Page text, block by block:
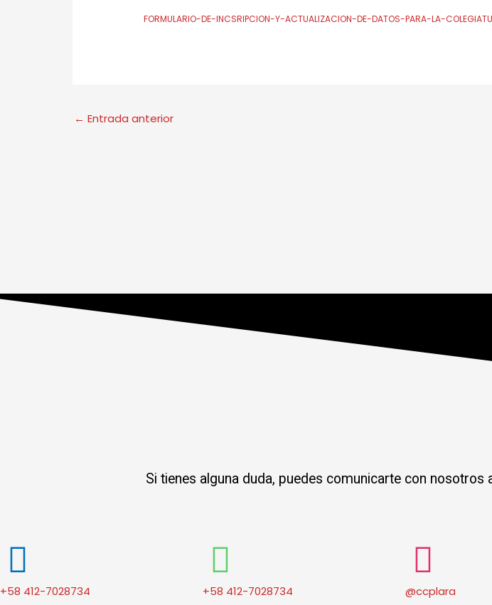
FORMULARIO-DE-INCSRIPCION-Y-ACTUALIZACION-DE-DATOS-PARA-LA-
← Entrada anterior
Si tienes alguna duda, puedes comunicarte con nosotros
+58 412-7028734 +58 412-7028734 @ccplara